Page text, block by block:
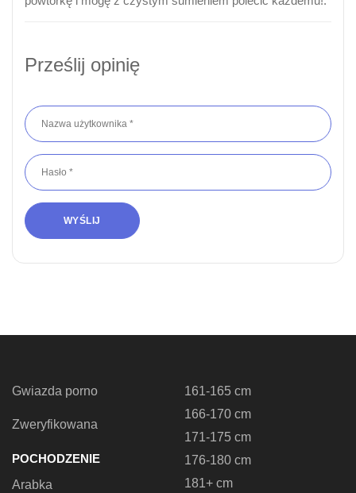
Prześlij opinię
Gwiazda porno
Zweryfikowana
POCHODZENIE
Arabka
161-165 cm
166-170 cm
171-175 cm
176-180 cm
181+ cm